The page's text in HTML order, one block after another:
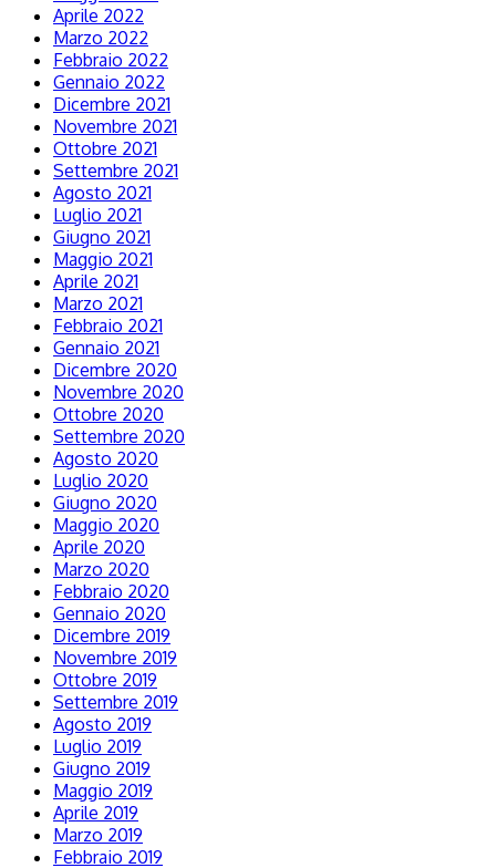
Aprile 2022
Marzo 2022
Febbraio 2022
Gennaio 2022
Dicembre 2021
Novembre 2021
Ottobre 2021
Settembre 2021
Agosto 2021
Luglio 2021
Giugno 2021
Maggio 2021
Aprile 2021
Marzo 2021
Febbraio 2021
Gennaio 2021
Dicembre 2020
Novembre 2020
Ottobre 2020
Settembre 2020
Agosto 2020
Luglio 2020
Giugno 2020
Maggio 2020
Aprile 2020
Marzo 2020
Febbraio 2020
Gennaio 2020
Dicembre 2019
Novembre 2019
Ottobre 2019
Settembre 2019
Agosto 2019
Luglio 2019
Giugno 2019
Maggio 2019
Aprile 2019
Marzo 2019
Febbraio 2019